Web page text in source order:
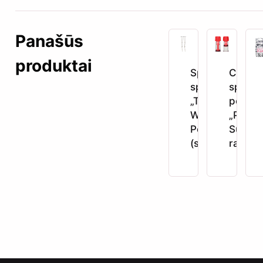
Panašūs
produktai
Spenelių
spaustukai
„Tweezers
With
Pearls“
(sidabriniai)
COLT
„Pro-